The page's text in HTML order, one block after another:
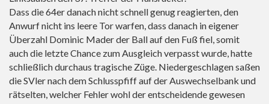
Dass die 64er danach nicht schnell genug reagierten, den
Anwurf nicht ins leere Tor warfen, dass danach in eigener
Überzahl Dominic Mader der Ball auf den Fuß fiel, somit
auch die letzte Chance zum Ausgleich verpasst wurde, hatte
schließlich durchaus tragische Züge. Niedergeschlagen saßen
die SVler nach dem Schlusspfiff auf der Auswechselbank und
rätselten, welcher Fehler wohl der entscheidende gewesen